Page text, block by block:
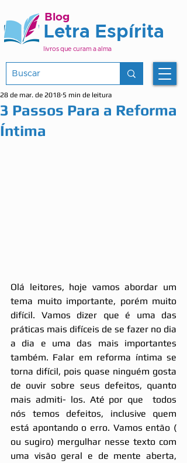
Letra Espírita
Blog
livros que curam a alma
3 Passos Para a Reforma
Íntima
28 de mar. de 2018 5 min de leitura
Olá leitores, hoje vamos abordar um
tema muito importante, porém muito
difícil. Vamos dizer que é uma das
práticas mais difíceis de se fazer no dia
a dia e uma das mais importantes
também. Falar em reforma íntima se
torna difícil, pois quase ninguém gosta
de ouvir sobre seus defeitos, quanto
mais admiti- los. Até por que  todos
nós temos defeitos, inclusive quem
está apontando o erro. Vamos então (
ou sugiro) mergulhar nesse texto com
uma visão geral e de mente aberta,